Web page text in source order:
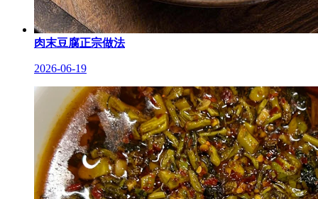
肉末豆腐正宗做法
2026-06-19